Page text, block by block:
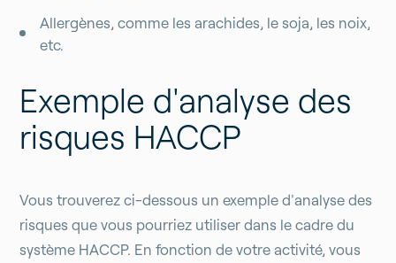
Allergènes, comme les arachides, le soja, les noix,
etc.
Exemple d'analyse des
risques HACCP
Vous trouverez ci-dessous un exemple d'analyse des
risques que vous pourriez utiliser dans le cadre du
système HACCP. En fonction de votre activité, vous